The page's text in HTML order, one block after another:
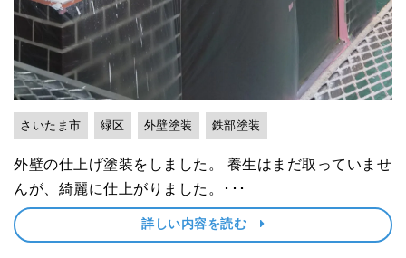
さいたま市 緑区 外壁塗装 鉄部塗装
外壁の仕上げ塗装をしました。 養生はまだ取っていませ
んが、綺麗に仕上がりました。･･･
詳しい内容を読む